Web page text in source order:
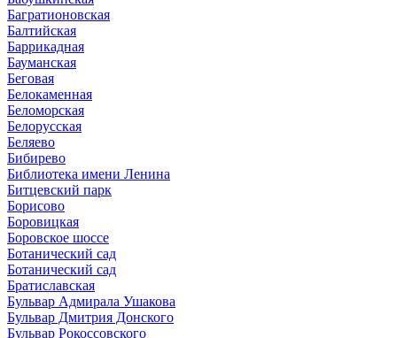
Багратионовская
Балтийская
Баррикадная
Бауманская
Беговая
Белокаменная
Беломорская
Белорусская
Беляево
Бибирево
Библиотека имени Ленина
Битцевский парк
Борисово
Боровицкая
Боровское шоссе
Ботанический сад
Ботанический сад
Братиславская
Бульвар Адмирала Ушакова
Бульвар Дмитрия Донского
Бульвар Рокоссовского